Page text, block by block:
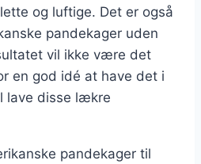
og luftige. Det er også
pandekager uden
vil ikke være det
en god idé at have det i
lave disse lækre
pandekager til